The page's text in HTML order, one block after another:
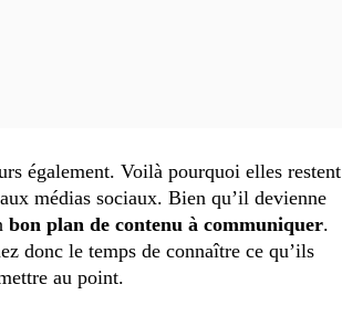
également. Voilà pourquoi elles restent
médias sociaux. Bien qu’il devienne
bon plan de contenu à communiquer.
donc le temps de connaître ce qu’ils
au point.